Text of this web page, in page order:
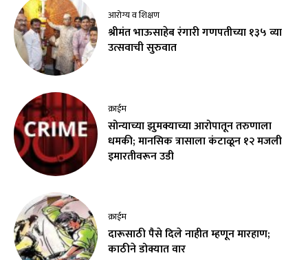
आरोग्य व शिक्षण
श्रीमंत भाऊसाहेब रंगारी गणपतीच्या १३५ व्या
उत्सवाची सुरुवात
क्राईम
सोन्याच्या झुमक्याच्या आरोपातून तरुणाला
धमकी; मानसिक त्रासाला कंटाळून १२ मजली
इमारतीवरून उडी
क्राईम
दारूसाठी पैसे दिले नाहीत म्हणून मारहाण;
काठीने डोक्यात वार